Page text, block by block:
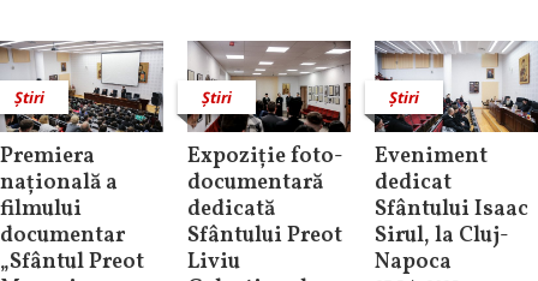
Știri
Premiera
națională a
filmului
documentar
„Sfântul Preot
Știri
Expoziție foto-
documentară
dedicată
Sfântului Preot
Liviu
Știri
Eveniment
dedicat
Sfântului Isaac
Sirul, la Cluj-
Napoca